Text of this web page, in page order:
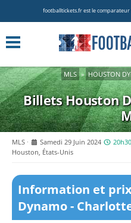
footballtickets.fr est le comparateur
MLS » HOUSTON
Billets Houston
MLS Samedi 29 Juin 2024 20h30
Houston, États-Unis
Information et
Dynamo -